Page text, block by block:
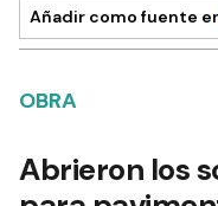
Añadir como fuente
OBRA
Abrieron los